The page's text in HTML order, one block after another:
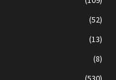
(52)
(13)
(8)